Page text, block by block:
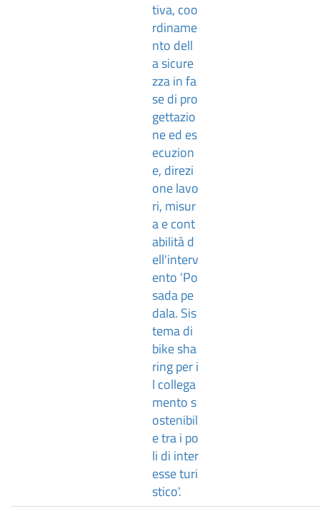
tiva, coo
rdiname
nto dell
a sicure
zza in fa
se di pro
gettazio
ne ed es
ecuzion
e, direzi
one lavo
ri, misur
a e cont
abilità d
ell'interv
ento 'Po
sada pe
dala. Sis
tema di
bike sha
ring per i
l collega
mento s
ostenibil
e tra i po
li di inter
esse turi
stico'.